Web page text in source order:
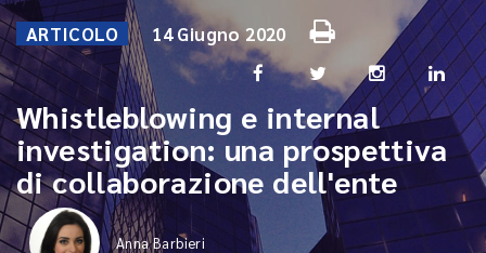
ARTICOLO 14 Giugno 2020
Whistleblowing e internal
investigation: una prospettiva
di collaborazione dell'ente
Anna Barbieri